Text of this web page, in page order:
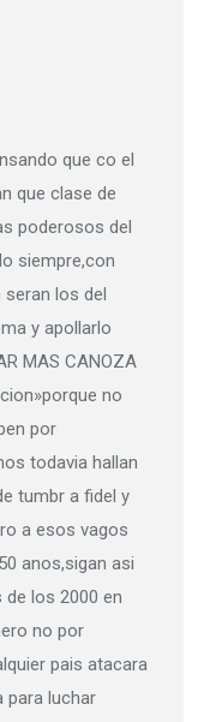
que co el
que clase de
poderosos del
siempre,con
los del
y apollarlo
MAS CANOZA
no
por
todavia hallan
tumbr a fidel y
a esos vagos
anos,sigan asi
los 2000 en
no por
pais atacara
para luchar